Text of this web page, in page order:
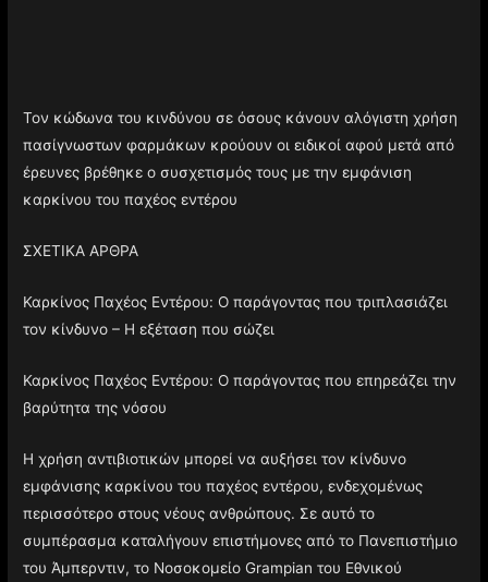
Τον κώδωνα του κινδύνου σε όσους κάνουν αλόγιστη χρήση
πασίγνωστων φαρμάκων κρούουν οι ειδικοί αφού μετά από
έρευνες βρέθηκε ο συσχετισμός τους με την εμφάνιση
καρκίνου του παχέος εντέρου
ΣΧΕΤΙΚΑ ΑΡΘΡΑ
Καρκίνος Παχέος Εντέρου: Ο παράγοντας που τριπλασιάζει
τον κίνδυνο – Η εξέταση που σώζει
Καρκίνος Παχέος Εντέρου: Ο παράγοντας που επηρεάζει την
βαρύτητα της νόσου
Η χρήση αντιβιοτικών μπορεί να αυξήσει τον κίνδυνο
εμφάνισης καρκίνου του παχέος εντέρου, ενδεχομένως
περισσότερο στους νέους ανθρώπους. Σε αυτό το
συμπέρασμα καταλήγουν επιστήμονες από το Πανεπιστήμιο
του Άμπερντιν, το Νοσοκομείο Grampian του Εθνικού